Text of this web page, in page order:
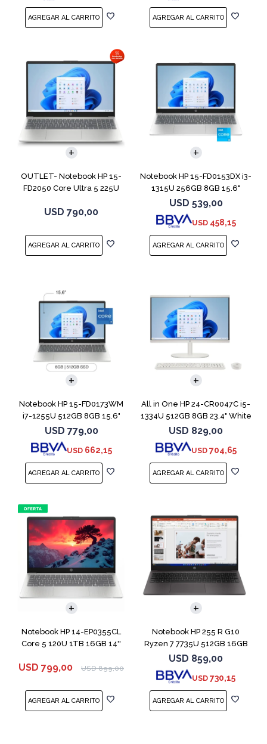
OUTLET- Notebook HP 15-
FD2050 Core Ultra 5 225U
USD 790,00
Notebook HP 15-FD0153DX i3-
1315U 256GB 8GB 15.6"
Touch
USD 539,00
USD 458,15
COMPARAR
Notebook HP 15-FD0173WM
i7-1255U 512GB 8GB 15.6"
Win 11
USD 779,00
USD 662,15
COMPARAR
All in One HP 24-CR0047C i5-
1334U 512GB 8GB 23.4" White
USD 829,00
USD 704,65
Notebook HP 14-EP0355CL
Core 5 120U 1TB 16GB 14''
USD 799,00 USD 899,00
Notebook HP 255 R G10
Ryzen 7 7735U 512GB 16GB
15.6" Win 11
USD 859,00
USD 730,15